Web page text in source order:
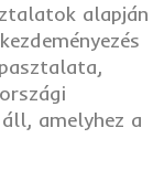
alapján
amelyhez a